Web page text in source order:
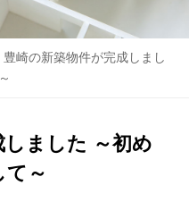
豊崎の新築物件が完成しまし
ました ～初め
て～